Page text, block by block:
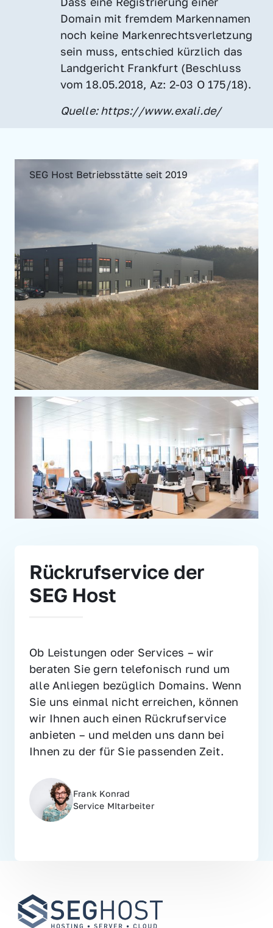
Domain mit fremdem Markennamen
noch keine Markenrechtsverletzung
sein muss, entschied kürzlich das
Landgericht Frankfurt (Beschluss
vom 18.05.2018, Az: 2-03 O 175/18).
Quelle: https://www.exali.de/
SEG Host Betriebsstätte seit 2019
Rückrufservice der
SEG Host
Ob Leistungen oder Services – wir
beraten Sie gern telefonisch rund um
alle Anliegen bezüglich Domains. Wenn
Sie uns einmal nicht erreichen, können
wir Ihnen auch einen Rückrufservice
anbieten – und melden uns dann bei
Ihnen zu der für Sie passenden Zeit.
Frank Konrad
Service MItarbeiter